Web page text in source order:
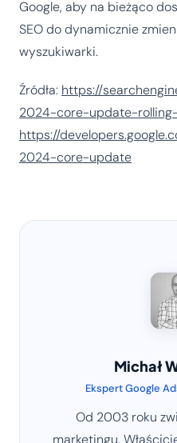
Google, aby na bieżąco
SEO do dynamicznie
wyszukiwarki.
Źródła: https://
2024-core-update-
https://
2024-core-update
Michał
Ekspert Google
Od 2003 roku
marketingu.